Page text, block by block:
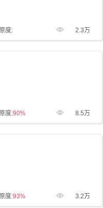
度: 2.3万
度:90% 8.5万
度:93% 3.2万